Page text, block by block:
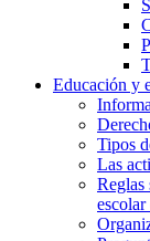
Educación y
Tipos
Las
Reglas
escolar